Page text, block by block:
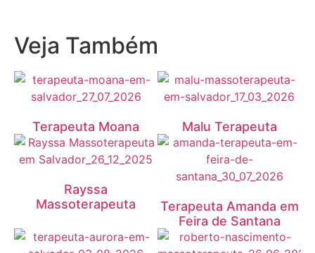
Veja Também
Terapeuta Moana Malu Terapeuta
Rayssa
Massoterapeuta
Terapeuta Amanda em
Feira de Santana